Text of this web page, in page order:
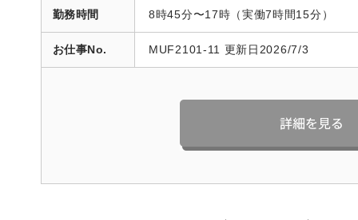
勤務時間 8時45分〜17時（実働7時間15分）
お仕事No. MUF2101-11 更新日2026/7/3